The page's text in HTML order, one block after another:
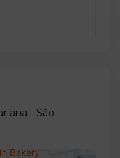
- São